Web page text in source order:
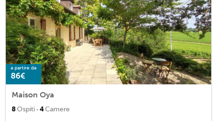
a partire da
86€
Maison Oya
8Ospiti · 4Camere